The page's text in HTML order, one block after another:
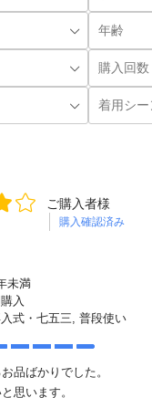
ご購入者様
購入確認済み
未満
入
式・七五三, 普段使い
品ばかりでした。
思います。